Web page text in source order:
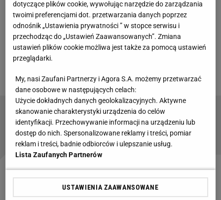
pieniądze
Sprawa sędziego z Somalii jest co najmniej
kontrowersyjna. Wygląda na to, że FIFA uległa
naciskom Stanów Zjednoczonych, a teraz próbuje
wyjść z tej sytuacji z twarzą.
Dzisiaj na mundialu: To będzie najtrudniejszy
dzień dla... Polaków
Oficjalnym powodem niewpuszczenia Omara Artana
do USA miały być jego rzekome powiązania z
dotyczące plików cookie, wywołując narzędzie do zarządzania
twoimi preferencjami dot. przetwarzania danych poprzez
odnośnik „Ustawienia prywatności ” w stopce serwisu i
przechodząc do „Ustawień Zaawansowanych”. Zmiana
ustawień plików cookie możliwa jest także za pomocą ustawień
przeglądarki.
My, nasi Zaufani Partnerzy i Agora S.A. możemy przetwarzać
dane osobowe w następujących celach:
Użycie dokładnych danych geolokalizacyjnych. Aktywne
skanowanie charakterystyki urządzenia do celów
identyfikacji. Przechowywanie informacji na urządzeniu lub
dostęp do nich. Spersonalizowane reklamy i treści, pomiar
reklam i treści, badnie odbiorców i ulepszanie usług.
Lista Zaufanych Partnerów
USTAWIENIA ZAAWANSOWANE